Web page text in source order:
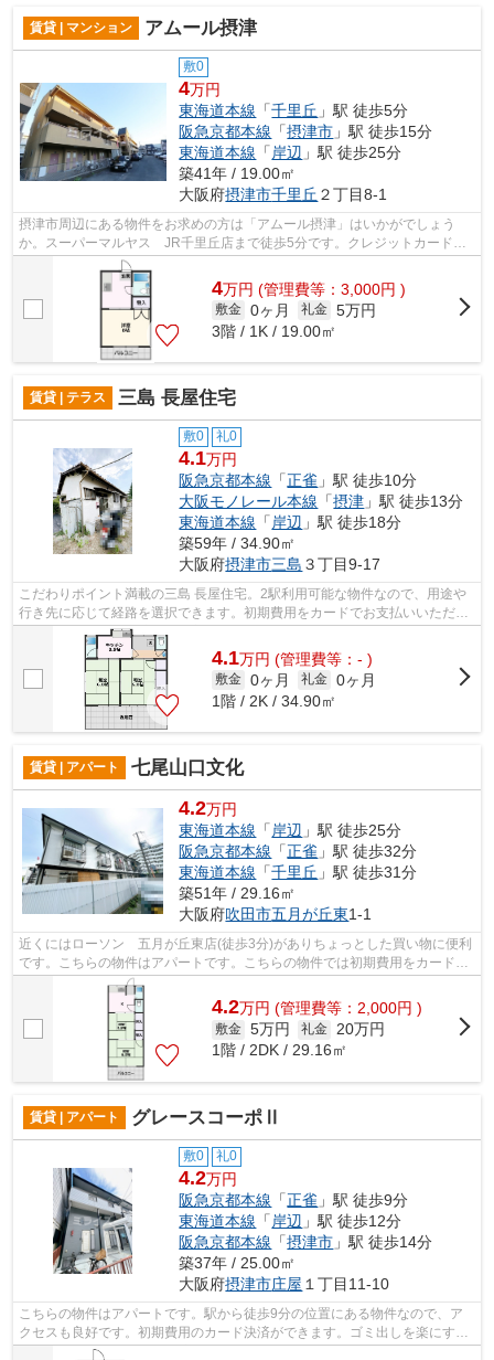
賃貸 | マンション アムール摂津
敷0
4万円
東海道本線 「千里丘 」駅 徒歩5分
阪急京都本線 「摂津市 」駅 徒歩15分
東海道本線 「岸辺 」駅 徒歩25分
築41年 / 19.00㎡
大阪府摂津市千里丘 ２丁目8-1
摂津市周辺にある物件をお求めの方は「アムール摂津」はいかがでしょう
か。スーパーマルヤス JR千里丘店まで徒歩5分です。クレジットカードで
初期費用をお支払いいただける物件です。...
4万円 (管理費等：3,000円 )
敷金 0ヶ月 礼金 5万円
3階 / 1K / 19.00㎡
賃貸 | テラス 三島 長屋住宅
敷0 礼0
4.1万円
阪急京都本線 「正雀 」駅 徒歩10分
大阪モノレール本線 「摂津 」駅 徒歩13分
東海道本線 「 岸辺 」駅 徒歩18分
築59年 / 34.90㎡
大阪府摂津市三島 ３丁目9-17
こだわりポイント満載の三島 長屋住宅。2駅利用可能な物件なので、用途や
行き先に応じて経路を選択できます。初期費用をカードでお支払いいただけ
るので、カードで決済したい方にもお...
4.1万円 (管理費等：- )
敷金 0ヶ月 礼金 0ヶ月
1階 / 2K / 34.90㎡
賃貸 | アパート 七尾山口文化
4.2万円
東海道本線 「 岸辺 」駅 徒歩25分
阪急京都本線 「正雀 」駅 徒歩32分
東海道本線 「千里丘 」駅 徒歩31分
築51年 / 29.16㎡
大阪府吹田市五月が丘東1-1
近くにはローソン 五月が丘東店(徒歩3分)がありちょっとした買い物に便利
です。こちらの物件はアパートです。こちらの物件では初期費用をカードで
お支払いいただけます。敷地内ごみ置...
4.2万円 (管理費等：2,000円 )
敷金 5万円 礼金 20万円
1階 / 2DK / 29.16㎡
賃貸 | アパート グレースコーポⅡ
敷0 礼0
4.2万円
阪急京都本線 「正雀 」駅 徒歩9分
東海道本線 「 岸辺 」駅 徒歩12分
阪急京都本線 「摂津市 」駅 徒歩14分
築37年 / 25.00㎡
大阪府摂津市庄屋 １丁目11-10
こちらの物件はアパートです。駅から徒歩9分の位置にある物件なので、ア
クセスも良好です。初期費用のカード決済ができます。ゴミ出しを楽にする
ために、遠くまで行かずに済むゴミ置き...